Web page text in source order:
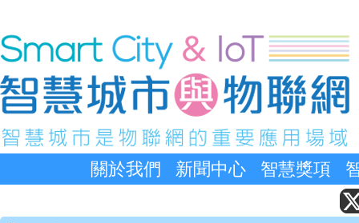
關於我們 新聞中心 智慧獎項